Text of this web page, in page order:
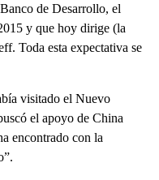
de Desarrollo, el
y que hoy dirige (la
Toda esta expectativa se
visitado el Nuevo
el apoyo de China
encontrado con la